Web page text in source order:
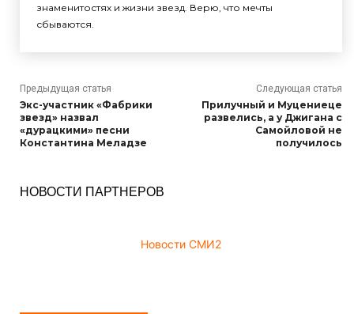
знаменитостях и жизни звезд. Верю, что мечты
сбываются.
Предыдущая статья
Экс-участник «Фабрики
звезд» назвал
«дурацкими» песни
Константина Меладзе
Следующая статья
Прилучный и Муцениеце
развелись, а у Джигана с
Самойловой не
получилось
НОВОСТИ ПАРТНЕРОВ
Новости СМИ2